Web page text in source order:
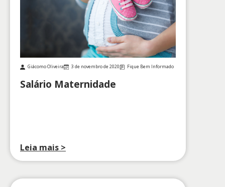
Giácomo Oliveira 3 de novembro de 2020 Fique Bem Informado
Salário Maternidade
Leia mais >